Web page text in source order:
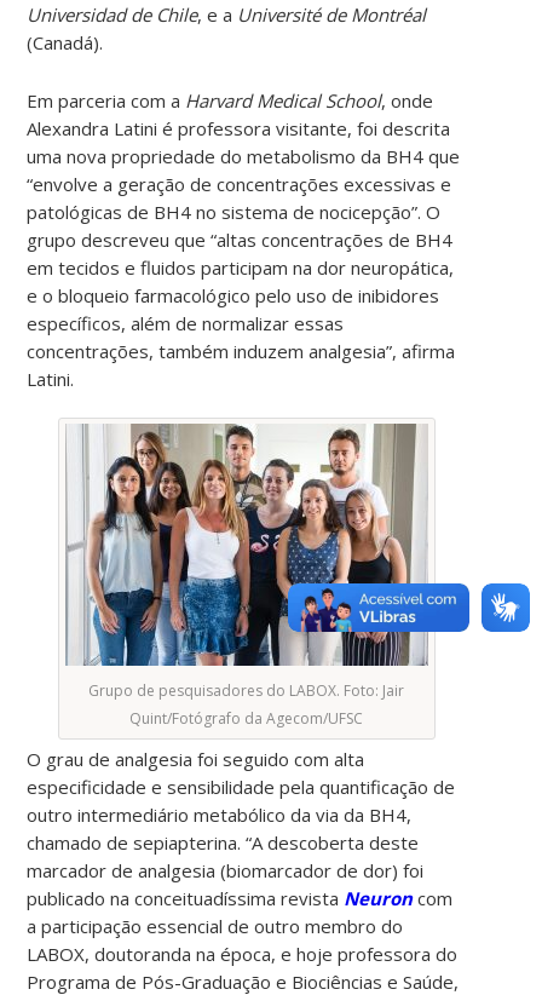
Universidad de Chile, e a Université de Montréal
(Canadá).
Em parceria com a Harvard Medical School, onde
Alexandra Latini é professora visitante, foi descrita
uma nova propriedade do metabolismo da BH4 que
“envolve a geração de concentrações excessivas e
patológicas de BH4 no sistema de nocicepção”. O
grupo descreveu que “altas concentrações de BH4
em tecidos e fluidos participam na dor neuropática,
e o bloqueio farmacológico pelo uso de inibidores
específicos, além de normalizar essas
concentrações, também induzem analgesia”, afirma
Latini.
Grupo de pesquisadores do LABOX. Foto: Jair
Quint/Fotógrafo da Agecom/UFSC
O grau de analgesia foi seguido com alta
especificidade e sensibilidade pela quantificação de
outro intermediário metabólico da via da BH4,
chamado de sepiapterina. “A descoberta deste
marcador de analgesia (biomarcador de dor) foi
publicado na conceituadíssima revista Neuron com
a participação essencial de outro membro do
LABOX, doutoranda na época, e hoje professora do
Programa de Pós-Graduação e Biociências e Saúde,